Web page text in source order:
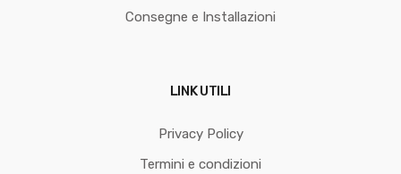
Consegne e Installazioni
LINK UTILI
Privacy Policy
Termini e condizioni